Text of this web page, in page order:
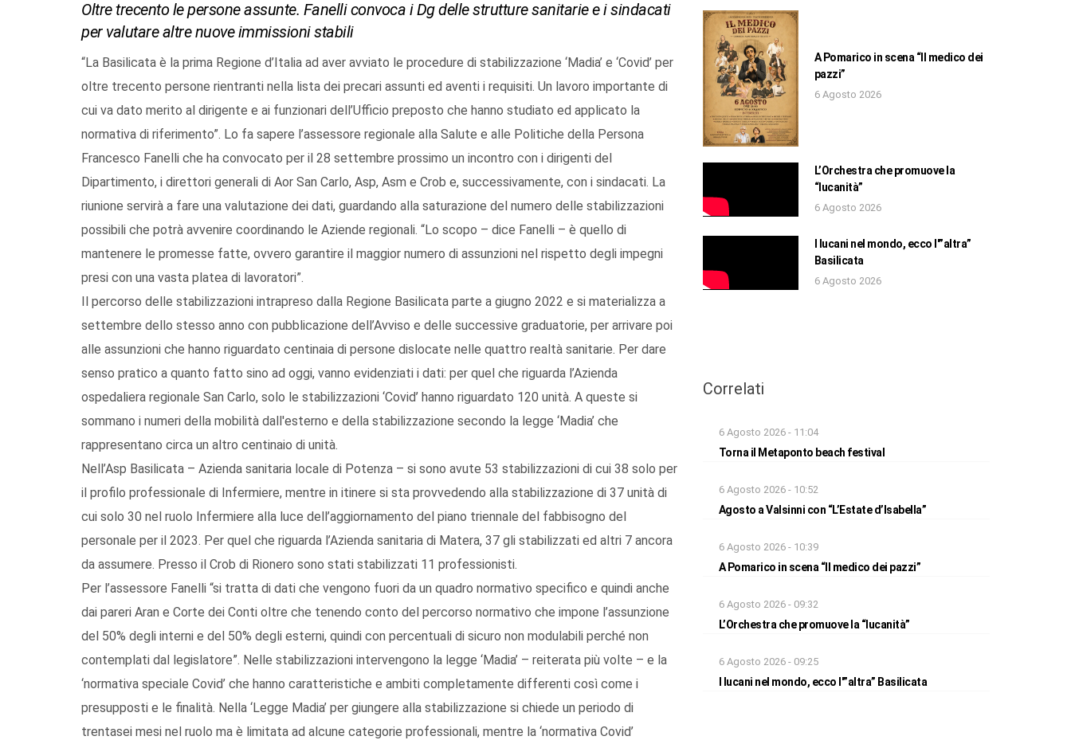
Oltre trecento le persone assunte. Fanelli convoca i Dg delle strutture sanitarie e i sindacati
per valutare altre nuove immissioni stabili
“La Basilicata è la prima Regione d’Italia ad aver avviato le procedure di stabilizzazione ‘Madia’ e ‘Covid’ per
oltre trecento persone rientranti nella lista dei precari assunti ed aventi i requisiti. Un lavoro importante di
cui va dato merito al dirigente e ai funzionari dell’Ufficio preposto che hanno studiato ed applicato la
normativa di riferimento”. Lo fa sapere l’assessore regionale alla Salute e alle Politiche della Persona
Francesco Fanelli che ha convocato per il 28 settembre prossimo un incontro con i dirigenti del
Dipartimento, i direttori generali di Aor San Carlo, Asp, Asm e Crob e, successivamente, con i sindacati. La
riunione servirà a fare una valutazione dei dati, guardando alla saturazione del numero delle stabilizzazioni
possibili che potrà avvenire coordinando le Aziende regionali. “Lo scopo – dice Fanelli – è quello di
mantenere le promesse fatte, ovvero garantire il maggior numero di assunzioni nel rispetto degli impegni
presi con una vasta platea di lavoratori”.
Il percorso delle stabilizzazioni intrapreso dalla Regione Basilicata parte a giugno 2022 e si materializza a
settembre dello stesso anno con pubblicazione dell’Avviso e delle successive graduatorie, per arrivare poi
alle assunzioni che hanno riguardato centinaia di persone dislocate nelle quattro realtà sanitarie. Per dare
senso pratico a quanto fatto sino ad oggi, vanno evidenziati i dati: per quel che riguarda l’Azienda
ospedaliera regionale San Carlo, solo le stabilizzazioni ‘Covid’ hanno riguardato 120 unità. A queste si
sommano i numeri della mobilità dall'esterno e della stabilizzazione secondo la legge ‘Madia’ che
rappresentano circa un altro centinaio di unità.
Nell’Asp Basilicata – Azienda sanitaria locale di Potenza – si sono avute 53 stabilizzazioni di cui 38 solo per
il profilo professionale di Infermiere, mentre in itinere si sta provvedendo alla stabilizzazione di 37 unità di
cui solo 30 nel ruolo Infermiere alla luce dell’aggiornamento del piano triennale del fabbisogno del
personale per il 2023. Per quel che riguarda l’Azienda sanitaria di Matera, 37 gli stabilizzati ed altri 7 ancora
da assumere. Presso il Crob di Rionero sono stati stabilizzati 11 professionisti.
Per l’assessore Fanelli “si tratta di dati che vengono fuori da un quadro normativo specifico e quindi anche
dai pareri Aran e Corte dei Conti oltre che tenendo conto del percorso normativo che impone l’assunzione
del 50% degli interni e del 50% degli esterni, quindi con percentuali di sicuro non modulabili perché non
contemplati dal legislatore”. Nelle stabilizzazioni intervengono la legge ‘Madia’ – reiterata più volte – e la
‘normativa speciale Covid’ che hanno caratteristiche e ambiti completamente differenti così come i
presupposti e le finalità. Nella ‘Legge Madia’ per giungere alla stabilizzazione si chiede un periodo di
trentasei mesi nel ruolo ma è limitata ad alcune categorie professionali, mentre la ‘normativa Covid’
A Pomarico in scena “Il medico dei
pazzi”
6 Agosto 2026
L’Orchestra che promuove la
“lucanità”
6 Agosto 2026
I lucani nel mondo, ecco l'”altra”
Basilicata
6 Agosto 2026
Correlati
6 Agosto 2026 - 11:04
Torna il Metaponto beach festival
6 Agosto 2026 - 10:52
Agosto a Valsinni con “L’Estate d’Isabella”
6 Agosto 2026 - 10:39
A Pomarico in scena “Il medico dei pazzi”
6 Agosto 2026 - 09:32
L’Orchestra che promuove la “lucanità”
6 Agosto 2026 - 09:25
I lucani nel mondo, ecco l'”altra” Basilicata